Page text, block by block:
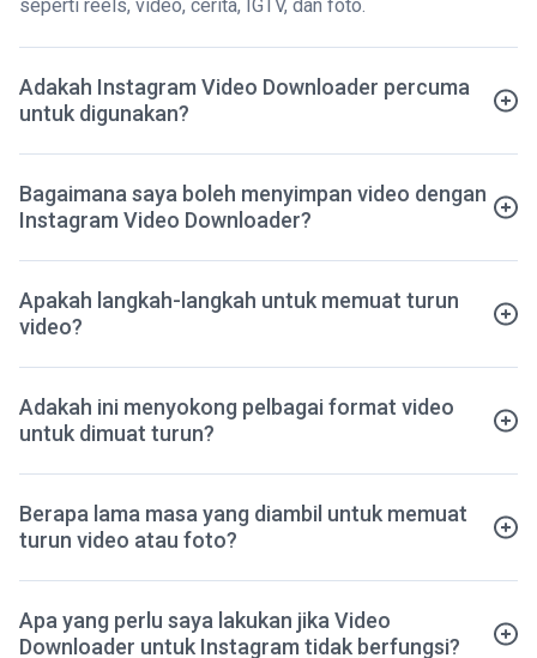
seperti reels, video, cerita, IGTV, dan foto.
Adakah Instagram Video Downloader percuma
untuk digunakan?
Bagaimana saya boleh menyimpan video dengan
Instagram Video Downloader?
Apakah langkah-langkah untuk memuat turun
video?
Adakah ini menyokong pelbagai format video
untuk dimuat turun?
Berapa lama masa yang diambil untuk memuat
turun video atau foto?
Apa yang perlu saya lakukan jika Video
Downloader untuk Instagram tidak berfungsi?